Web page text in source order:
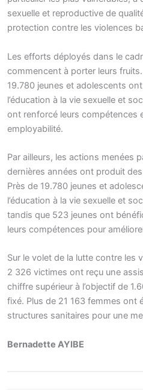
sexuelle et reproductive de
protection contre les violences
Les efforts déployés dans le
commencent à porter leurs
19.780 jeunes et adolescents
l’éducation à la vie sexuelle et
ont renforcé leurs compétences
employabilité.
Par ailleurs, les actions menées
dernières années ont produit
Près de 19.780 jeunes et
l’éducation à la vie sexuelle et
tandis que 523 jeunes ont
leurs compétences pour
Sur le volet de la lutte contre les
2 326 victimes ont reçu une
chiffre supérieur à l’objectif de
fixé. Plus de 21 163 femmes ont
structures sanitaires pour une
Bernadette AYIBE